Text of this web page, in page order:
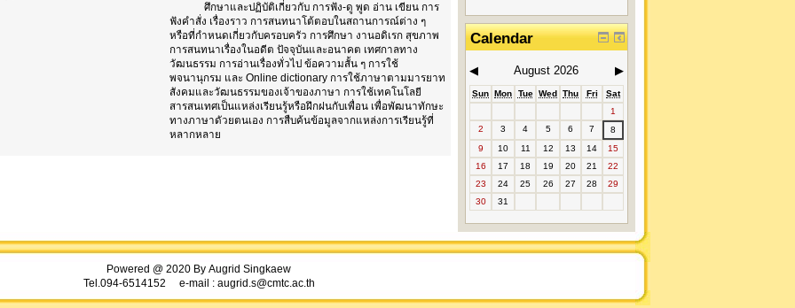
ศึกษาและปฏิบัติเกี่ยวกับ การฟัง-ดู พูด อ่าน เขียน การ
ฟังคำสั่ง เรื่องราว การสนทนาโต้ตอบในสถานการณ์ต่าง ๆ
หรือที่กำหนดเกี่ยวกับครอบครัว การศึกษา งานอดิเรก สุขภาพ
การสนทนาเรื่องในอดีต ปัจจุบันและอนาคต เทศกาลทาง
วัฒนธรรม การอ่านเรื่องทั่วไป ข้อความสั้น ๆ การใช้
พจนานุกรม และ Online dictionary การใช้ภาษาตามมารยาท
สังคมและวัฒนธรรมของเจ้าของภาษา การใช้เทคโนโลยี
สารสนเทศเป็นแหล่งเรียนรู้หรือฝึกฝนกับเพื่อน เพื่อพัฒนาทักษะ
ทางภาษาดัวยตนเอง การสืบค้นข้อมูลจากแหล่งการเรียนรู้ที่
หลากหลาย
Calendar
◀ August 2026 ▶
Sun Mon Tue Wed Thu Fri
Sat
1
2
3 4 5 6 7
8
9
10 11 12 13 14
15
16
17 18 19 20 21
22
23
24 25 26 27 28
29
30
31
Powered @ 2020 By Augrid Singkaew
Tel.094-6514152 e-mail : augrid.s@cmtc.ac.th